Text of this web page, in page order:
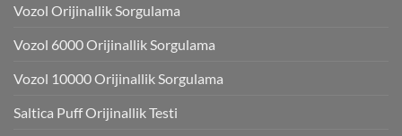
Vozol Orijinallik Sorgulama
Vozol 6000 Orijinallik Sorgulama
Vozol 10000 Orijinallik Sorgulama
Saltica Puff Orijinallik Testi